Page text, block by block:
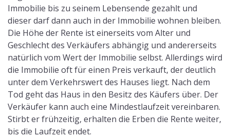
Immobilie bis zu seinem Lebensende gezahlt und
dieser darf dann auch in der Immobilie wohnen bleiben.
Die Höhe der Rente ist einerseits vom Alter und
Geschlecht des Verkäufers abhängig und andererseits
natürlich vom Wert der Immobilie selbst. Allerdings wird
die Immobilie oft für einen Preis verkauft, der deutlich
unter dem Verkehrswert des Hauses liegt. Nach dem
Tod geht das Haus in den Besitz des Käufers über. Der
Verkäufer kann auch eine Mindestlaufzeit vereinbaren.
Stirbt er frühzeitig, erhalten die Erben die Rente weiter,
bis die Laufzeit endet.